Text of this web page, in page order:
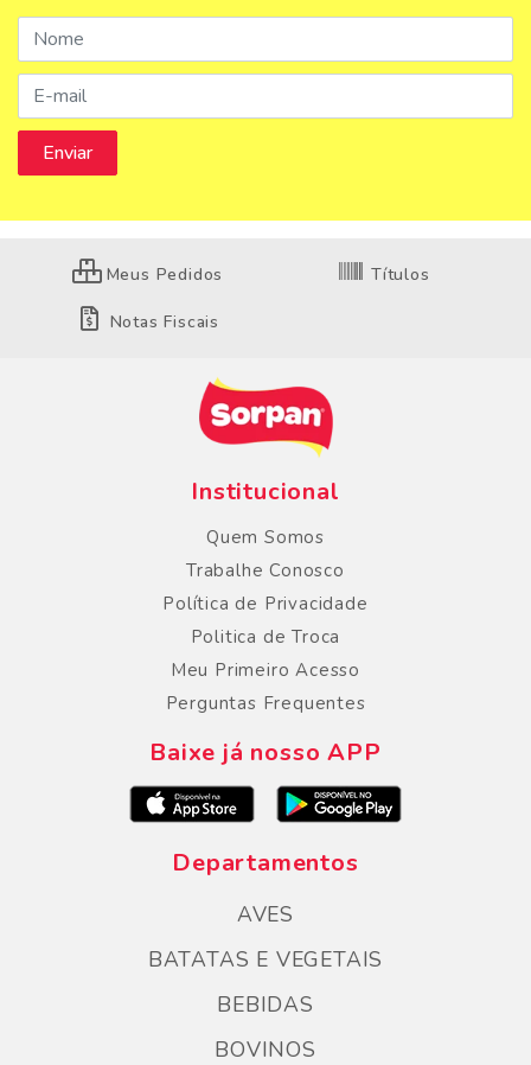
Meus Pedidos Títulos
Notas Fiscais
Institucional
Quem Somos
Trabalhe Conosco
Política de Privacidade
Politica de Troca
Meu Primeiro Acesso
Perguntas Frequentes
Baixe já nosso APP
Departamentos
AVES
BATATAS E VEGETAIS
BEBIDAS
BOVINOS